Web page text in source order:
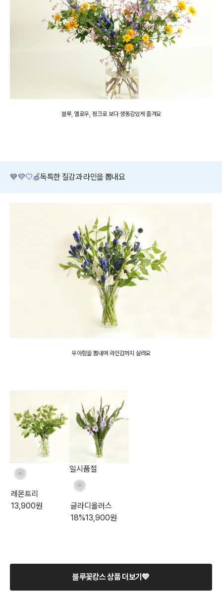
블루, 옐로우, 핑크로 보다 생동감있게 즐겨요
💙💜🤍🍏독특한 질감과 라인을 뽑내요
우아함을 뽑내며 라인감까지 살려요
레몬트리
13,900원
일시품절
글라디올러스
18%13,900원
블루꽃캉스 상품 더보기💙